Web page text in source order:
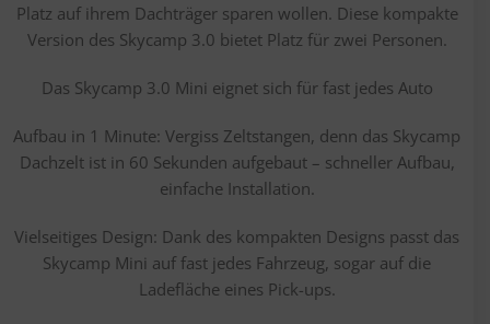
Platz auf ihrem Dachträger sparen wollen. Diese kompakte
Version des Skycamp 3.0 bietet Platz für zwei Personen.
Das Skycamp 3.0 Mini eignet sich für fast jedes Auto​
Aufbau in 1 Minute: Vergiss Zeltstangen, denn das Skycamp
Dachzelt ist in 60 Sekunden aufgebaut – schneller Aufbau,
einfache Installation.
Vielseitiges Design​: Dank des kompakten Designs passt das
Skycamp Mini auf fast jedes Fahrzeug, sogar auf die
Ladefläche eines Pick-ups.